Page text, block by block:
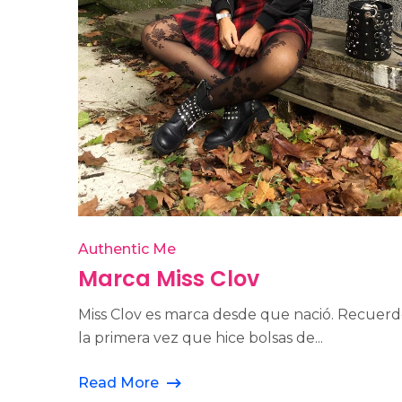
Authentic Me
Marca Miss Clov
Miss Clov es marca desde que nació.
la primera vez que hice bolsas de...
Read More